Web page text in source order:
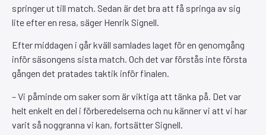
springer ut till match. Sedan är det bra att få springa av sig
lite efter en resa, säger Henrik Signell.
Efter middagen i går kväll samlades laget för en genomgång
inför säsongens sista match. Och det var förstås inte första
gången det pratades taktik inför finalen.
– Vi påminde om saker som är viktiga att tänka på. Det var
helt enkelt en del i förberedelserna och nu känner vi att vi har
varit så noggranna vi kan, fortsätter Signell.